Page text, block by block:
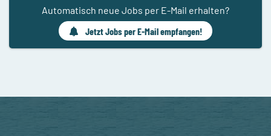
Automatisch neue Jobs per E-Mail erhalten?
Jetzt Jobs per E-Mail empfangen!